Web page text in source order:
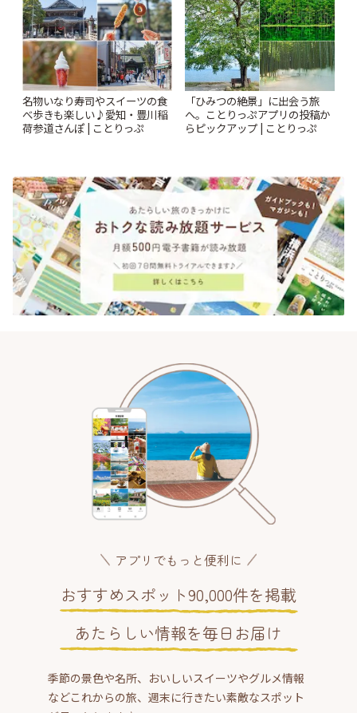
名物いなり寿司やスイーツの食
べ歩きも楽しい♪愛知・豊川稲
荷参道さんぽ | ことりっぷ
「ひみつの絶景」に出会う旅
へ。ことりっぷアプリの投稿か
らピックアップ | ことりっぷ
アプリでもっと便利に
おすすめスポット90,000件を掲載
あたらしい情報を毎日お届け
季節の景色や名所、おいしいスイーツやグルメ情報
などこれからの旅、週末に行きたい素敵なスポット